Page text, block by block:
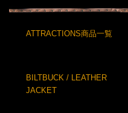
ATTRACTIONS商品一覧
BILTBUCK / LEATHER
JACKET